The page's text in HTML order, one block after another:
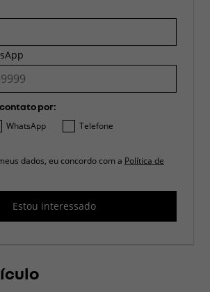
por:
WhatsApp Telefone
dados, eu concordo com a Política de
Estou interessado